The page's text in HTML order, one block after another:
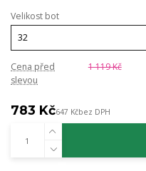
Velikost bot
Cena před
slevou
1 119 Kč
783 Kč647 Kčbez DPH